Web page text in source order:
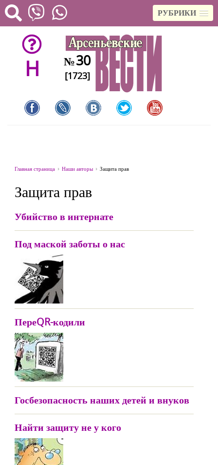
РУБРИКИ
H №30
[1723]
Главная страница Наши авторы Защита прав
Защита прав
Убийство в интернате
Под маской заботы о нас
ПереQR-кодили
Госбезопасность наших детей и внуков
Найти защиту не у кого